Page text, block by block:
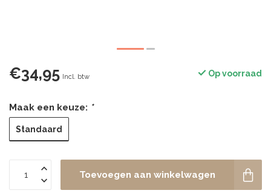
€34,95 Incl. btw Op voorraad
Maak een keuze: *
Standaard
Toevoegen aan winkelwagen